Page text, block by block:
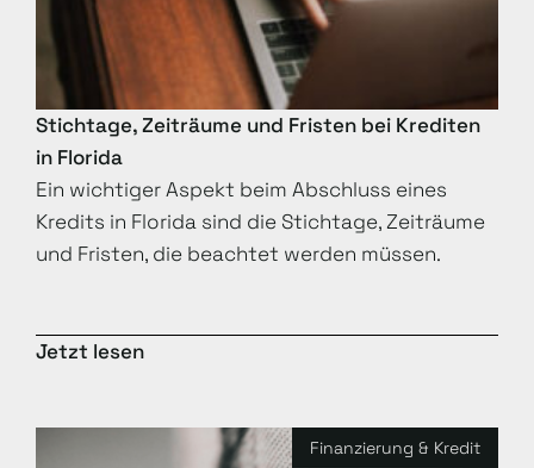
Stichtage, Zeiträume und Fristen bei Krediten
in Florida
Ein wichtiger Aspekt beim Abschluss eines
Kredits in Florida sind die Stichtage, Zeiträume
und Fristen, die beachtet werden müssen.
Jetzt lesen
Finanzierung & Kredit